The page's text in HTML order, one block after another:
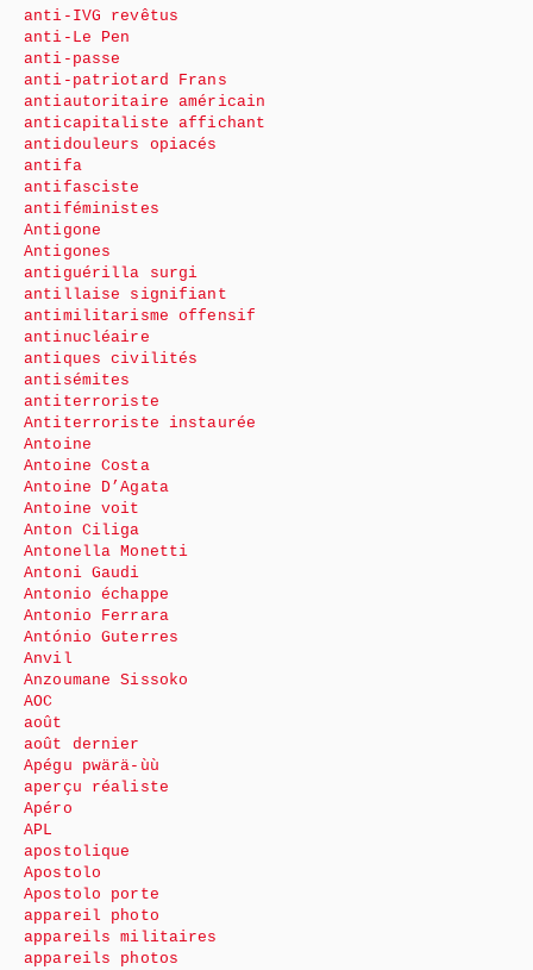
anti-IVG revêtus
anti-Le Pen
anti-passe
anti-patriotard Frans
antiautoritaire américain
anticapitaliste affichant
antidouleurs opiacés
antifa
antifasciste
antiféministes
Antigone
Antigones
antiguérilla surgi
antillaise signifiant
antimilitarisme offensif
antinucléaire
antiques civilités
antisémites
antiterroriste
Antiterroriste instaurée
Antoine
Antoine Costa
Antoine D’Agata
Antoine voit
Anton Ciliga
Antonella Monetti
Antoni Gaudi
Antonio échappe
Antonio Ferrara
António Guterres
Anvil
Anzoumane Sissoko
AOC
août
août dernier
Apégu pwärä-ùù
aperçu réaliste
Apéro
APL
apostolique
Apostolo
Apostolo porte
appareil photo
appareils militaires
appareils photos